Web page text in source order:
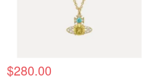
$280.00